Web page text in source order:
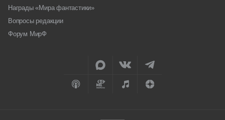
Награды «Мира фантастики»
Вопросы редакции
Форум МирФ